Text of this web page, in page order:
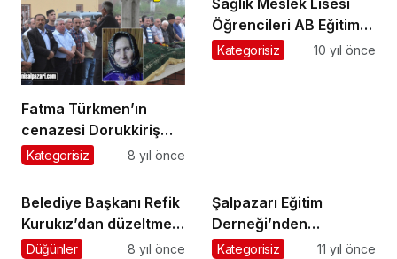
Fatma Türkmen’ın
cenazesi Dorukkiriş
Mahallesi’nde toprağa
Kategorisiz 8 yıl önce
Sağlık Meslek Lisesi
Öğrencileri AB Eğitim
Projesi için İspanya’ya
Kategorisiz 10 yıl önce
Belediye Başkanı Refik
Kurukız’dan düzeltme
ve cevap
Düğünler 8 yıl önce
Şalpazarı Eğitim
Derneği’nden
öğrencilere büyük
Kategorisiz 11 yıl önce